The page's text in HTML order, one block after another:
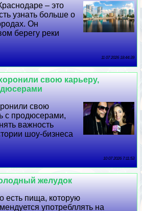
– это
узнать больше о
Он
берегу реки
11 07 2026 18:44:39
свою карьеру,
свою
с продюсерами,
важность
шоу-бизнеса
10 07 2026 7:11:53
желудок
есть пища, которую
употрeбллять на